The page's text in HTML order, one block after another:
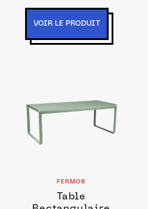
VOIR LE PRODUIT
FERMOB
Table